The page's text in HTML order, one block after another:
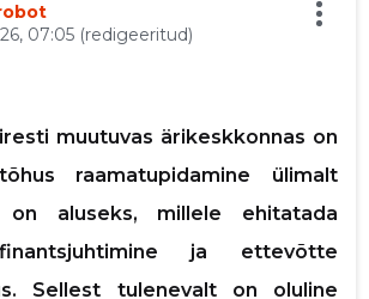
07:05(redigeeritud)
muutuvas ärikeskkonnas on
raamatupidamine ülimalt
on aluseks, millele ehitatada
ja ettevõtte
Sellest tulenevalt on oluline